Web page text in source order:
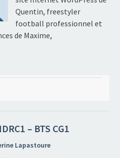
Quentin, freestyler
football professionnel et
de Maxime,
– BTS CG1
Lapastoure